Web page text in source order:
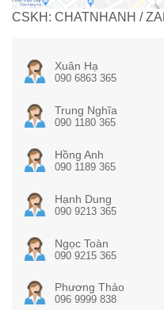
CSKH: CHATNHANH /
Xuân Hạ
090 6863 365
Trung Nghĩa
090 1180 365
Hồng Anh
090 1189 365
Hạnh Dung
090 9213 365
Ngọc Toàn
090 9215 365
Phương Thảo
096 9999 838